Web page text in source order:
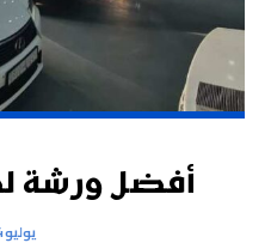
أفضل ورشة
يوليو 24, 2024